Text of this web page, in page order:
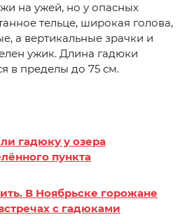
на ужей, но у опасных
тельце, широкая голова,
а вертикальные зрачки и
ужик. Длина гадюки
в пределы до 75 см.
гадюку у озера
пункта
В Ноябрьске горожане
с гадюками